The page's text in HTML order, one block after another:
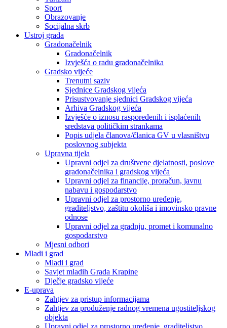
Sport
Obrazovanje
Socijalna skrb
Ustroj grada
Gradonačelnik
Gradonačelnik
Izvješća o radu gradonačelnika
Gradsko vijeće
Trenutni saziv
Sjednice Gradskog vijeća
Prisustvovanje sjednici Gradskog vijeća
Arhiva Gradskog vijeća
Izvješće o iznosu raspoređenih i isplaćenih
sredstava političkim strankama
Popis udjela članova/članica GV u vlasništvu
poslovnog subjekta
Upravna tijela
Upravni odjel za društvene djelatnosti, poslove
gradonačelnika i gradskog vijeća
Upravni odjel za financije, proračun, javnu
nabavu i gospodarstvo
Upravni odjel za prostorno uređenje,
graditeljstvo, zaštitu okoliša i imovinsko pravne
odnose
Upravni odjel za gradnju, promet i komunalno
gospodarstvo
Mjesni odbori
Mladi i grad
Mladi i grad
Savjet mladih Grada Krapine
Dječje gradsko vijeće
E-uprava
Zahtjev za pristup informacijama
Zahtjev za produženje radnog vremena ugostiteljskog
objekta
Upravni odjel za prostorno uređenje, graditeljstvo,